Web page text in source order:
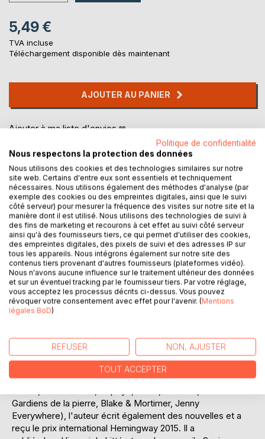
5,49 €
TVA incluse
Téléchargement disponible dès maintenant
AJOUTER AU PANIER
Ajouter à ma liste d'envies
DESCRIPTION
Fan inconditionnel de Stephen King, un jeune français
réalise son rêve : visiter l'ensorceleuse terre du maître, le
Maine, Etats-Unis d'Amérique. Une rencontre imprévue va
bientôt faire basculer le voyageur dans un autre
monde...Publiée à plusieurs reprises sous d'autres titres,
légendaire trouve ici sa version définitive.
Scénariste de bande dessinée et de jeu vidéo (sous la
griffe de Greg Newman et pour des univers comme Night
Gardiens de la pierre, Blake & Mortimer, Jenny
Everywhere), l'auteur écrit également des nouvelles et a
reçu le prix international Hemingway 2015. Il a
Politique de confidentialité
Nous respectons la protection des données
Nous utilisons des cookies et des technologies similaires sur notre
site web. Certains d'entre eux sont essentiels et techniquement
nécessaires. Nous utilisons également des méthodes d'analyse (par
exemple des cookies ou des empreintes digitales, ainsi que le suivi
côté serveur) pour mesurer la fréquence des visites sur notre site et la
manière dont il est utilisé. Nous utilisons des technologies de suivi à
des fins de marketing et recourons à cet effet au suivi côté serveur
ainsi qu'à des fournisseurs tiers, ce qui permet d'utiliser des cookies,
des empreintes digitales, des pixels de suivi et des adresses IP sur
tous les appareils. Nous intégrons également sur notre site des
contenus tiers provenant d'autres fournisseurs (plateformes vidéo).
Nous n'avons aucune influence sur le traitement ultérieur des données
et sur un éventuel tracking par le fournisseur tiers. Par votre réglage,
vous acceptez les processus décrits ci-dessus. Vous pouvez
révoquer votre consentement avec effet pour l'avenir. (Mentions
légales BoD)
REFUSER NON, AJUSTER
TOUT ACCEPTER